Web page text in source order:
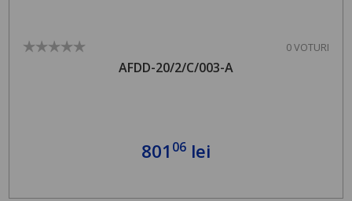
0 VOTURI
AFDD-20/2/C/003-A
801 06 lei